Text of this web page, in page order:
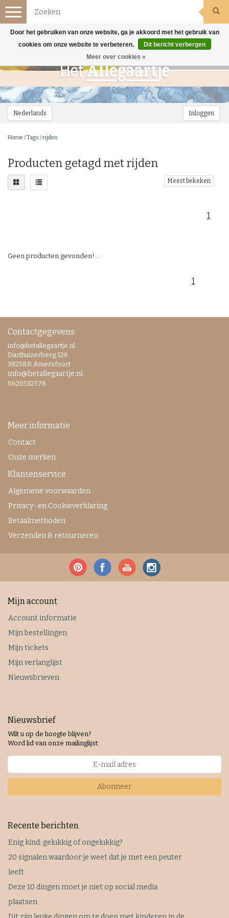
Nederlands Inloggen
Toggle
navigation
Home /Tags /rijden
Producten getagd met rijden
Meest bekeken
1
Geen producten gevonden!...
1
Contactgegevens
info@hetallegaartje.nl
Darthuizerberg 126
3825BR Amersfoort
info@hetallegaartje.nl
0620532578
Meer informatie
Contact
Onze merken
Klantenservice
Algemene voorwaarden
Privacy- en Cookieverklaring
Betaalmethoden
Verzenden & retourneren
Mijn account
Account informatie
Mijn bestellingen
Mijn tickets
Mijn verlanglijst
Nieuwsbrieven
Nieuwsbrief
Wilt u op de hoogte blijven?
Word lid van onze mailinglijst:
Abonneer
Recente berichten
Enig kind: gelukkig of ongelukkig?
20 signalen waardoor je weet dat je met een peuter
leeft
Deze 10 dingen moet je niet op social media
plaatsen
Door het gebruiken van onze website, ga je akkoord met het gebruik van
cookies om onze website te verbeteren.
Dit bericht verbergen
Meer over cookies »